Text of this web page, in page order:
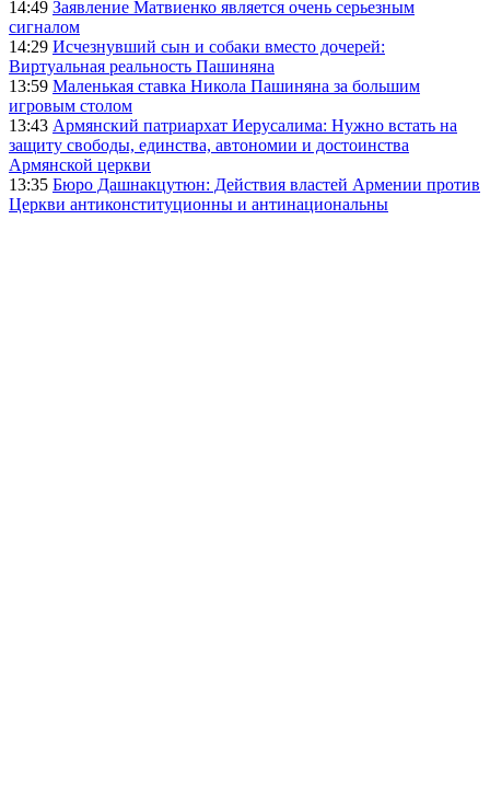
14:49 Заявление Матвиенко является очень серьезным
сигналом
14:29 Исчезнувший сын и собаки вместо дочерей:
Виртуальная реальность Пашиняна
13:59 Маленькая ставка Никола Пашиняна за большим
игровым столом
13:43 Армянский патриархат Иерусалима: Нужно встать на
защиту свободы, единства, автономии и достоинства
Армянской церкви
13:35 Бюро Дашнакцутюн: Действия властей Армении против
Церкви антиконституционны и антинациональны